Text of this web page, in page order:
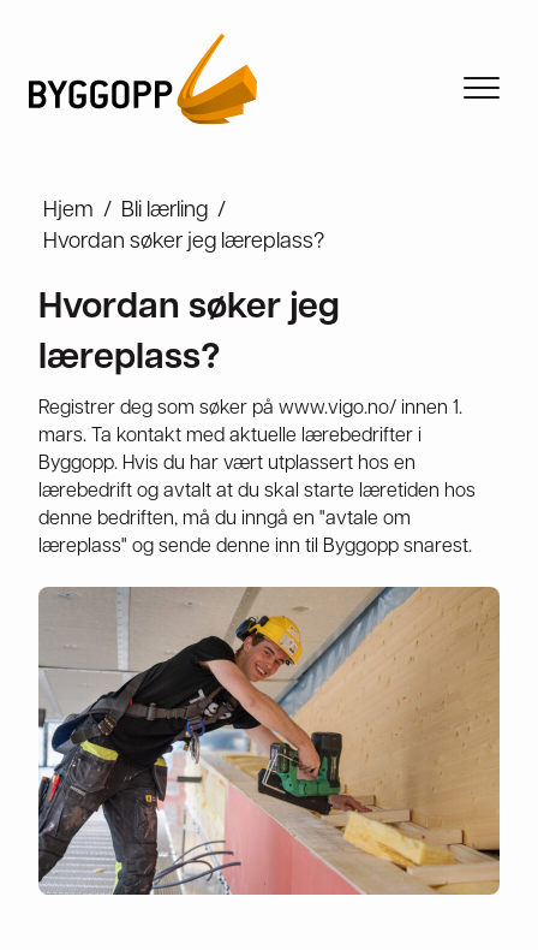
Hjem / Bli lærling /
Hvordan søker jeg læreplass?
Hvordan søker jeg
læreplass?
Registrer deg som søker på www.vigo.no/ innen 1.
mars. Ta kontakt med aktuelle lærebedrifter i
Byggopp. Hvis du har vært utplassert hos en
lærebedrift og avtalt at du skal starte læretiden hos
denne bedriften, må du inngå en "avtale om
læreplass" og sende denne inn til Byggopp snarest.